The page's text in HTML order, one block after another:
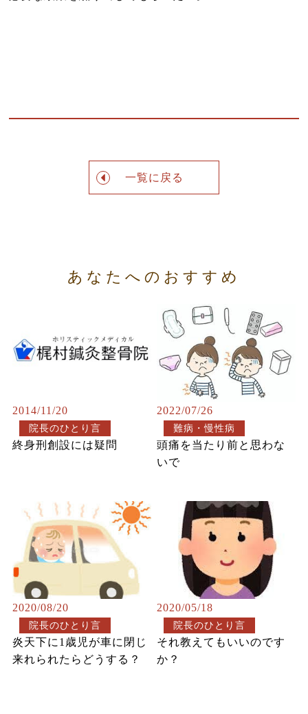
一覧に戻る
あなたへのおすすめ
2014/11/20
院長のひとり言
終身刑創設には疑問
2022/07/26
難病・慢性病
頭痛を当たり前と思わな
いで
2020/08/20
院長のひとり言
炎天下に1歳児が車に閉じ
来れられたらどうする？
2020/05/18
院長のひとり言
それ教えてもいいのです
か？